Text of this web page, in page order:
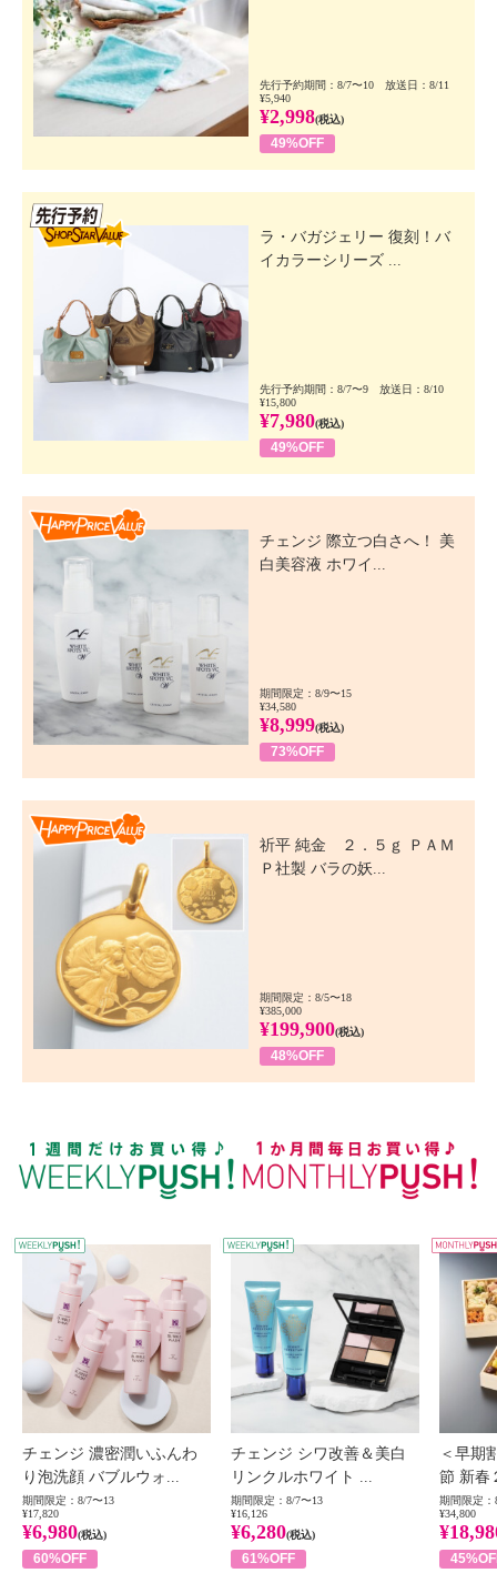
先行予約期間：8/7〜10 放送日：8/11
¥5,940
¥2,998(税込)
49%OFF
ラ・バガジェリー 復刻！バ
イカラーシリーズ ...
先行予約期間：8/7〜9 放送日：8/10
¥15,800
¥7,980(税込)
49%OFF
チェンジ 際立つ白さへ！ 美
白美容液 ホワイ...
期間限定：8/9〜15
¥34,580
¥8,999(税込)
73%OFF
祈平 純金 ２．５ｇ ＰＡＭ
Ｐ社製 バラの妖...
期間限定：8/5〜18
¥385,000
¥199,900(税込)
48%OFF
WEEKLY PUSH
チェンジ 濃密潤いふんわ
り泡洗顔 バブルウォ...
期間限定：8/7〜13
¥17,820
¥6,980(税込)
60%OFF
チェンジ シワ改善＆美白
リンクルホワイト ...
期間限定：8/7〜13
¥16,126
¥6,280(税込)
61%OFF
＜早期
節 新春
期間限定：
¥34,800